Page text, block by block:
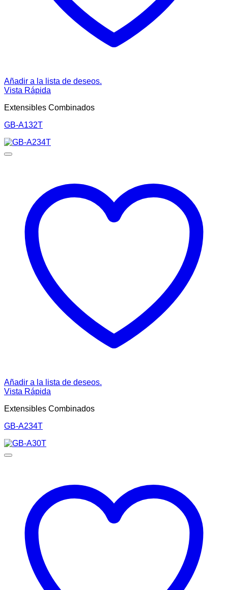
Añadir a la lista de deseos.
Vista Rápida
Extensibles Combinados
GB-A132T
Añadir a la lista de deseos.
Vista Rápida
Extensibles Combinados
GB-A234T